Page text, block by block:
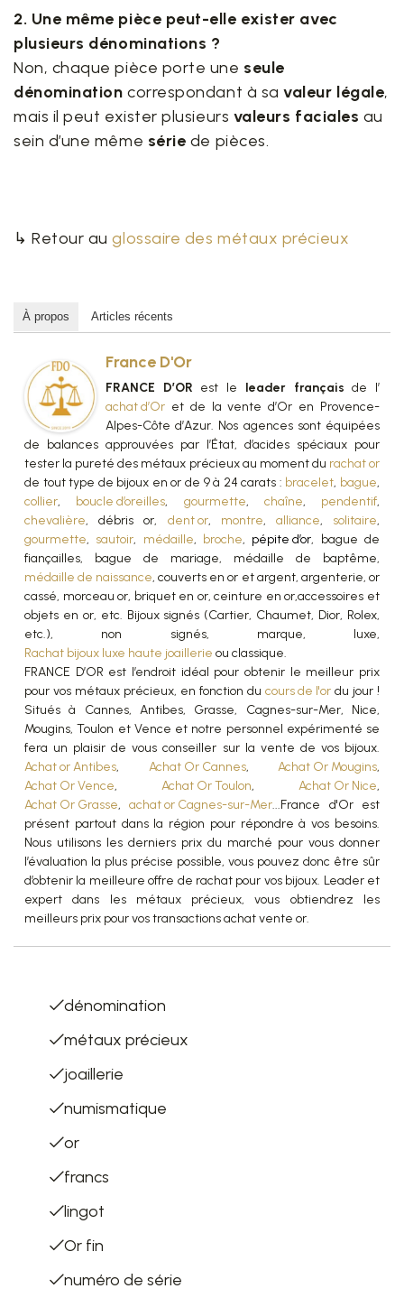
2. Une même pièce peut-elle exister avec
plusieurs dénominations ?
Non, chaque pièce porte une seule
dénominationcorrespondant à savaleur légale,
mais il peut exister plusieurs valeurs faciales au
sein d’une même série de pièces.
↳ Retour auglossaire des métaux précieux
À propos Articles récents
France D'Or
FRANCE D’OR est le leader français de l’
achat d’Or et de la vente d’Or en Provence-
Alpes-Côte d’Azur. Nos agences sont équipées
de balances approuvées par l’État, d’acides spéciaux pour
tester la pureté des métaux précieux au moment du rachat or
de tout type de bijoux en or de 9 à 24 carats : bracelet, bague,
collier, boucle d’oreilles, gourmette, chaîne, pendentif,
chevalière, débris or, dent or, montre, alliance, solitaire,
gourmette, sautoir, médaille, broche, pépite d’or, bague de
fiançailles, bague de mariage, médaille de baptême,
médaille de naissance, couverts en or et argent, argenterie, or
cassé, morceau or, briquet en or, ceinture en or,accessoires et
objets en or, etc. Bijoux signés (Cartier, Chaumet, Dior, Rolex,
etc.), non signés, marque, luxe,
Rachat bijoux luxe haute joaillerie ou classique.
FRANCE D’OR est l’endroit idéal pour obtenir le meilleur prix
pour vos métaux précieux, en fonction du cours de l'or du jour !
Situés à Cannes, Antibes, Grasse, Cagnes-sur-Mer, Nice,
Mougins, Toulon et Vence et notre personnel expérimenté se
fera un plaisir de vous conseiller sur la vente de vos bijoux.
Achat or Antibes, Achat Or Cannes, Achat Or Mougins,
Achat Or Vence, Achat Or Toulon, Achat Or Nice,
Achat Or Grasse,achat or Cagnes-sur-Mer...France d'Or est
présent partout dans la région pour répondre à vos besoins.
Nous utilisons les derniers prix du marché pour vous donner
l’évaluation la plus précise possible, vous pouvez donc être sûr
d’obtenir la meilleure offre de rachat pour vos bijoux. Leader et
expert dans les métaux précieux, vous obtiendrez les
meilleurs prix pour vos transactions achat vente or.
dénomination
métaux précieux
joaillerie
numismatique
or
francs
lingot
Or fin
numéro de série